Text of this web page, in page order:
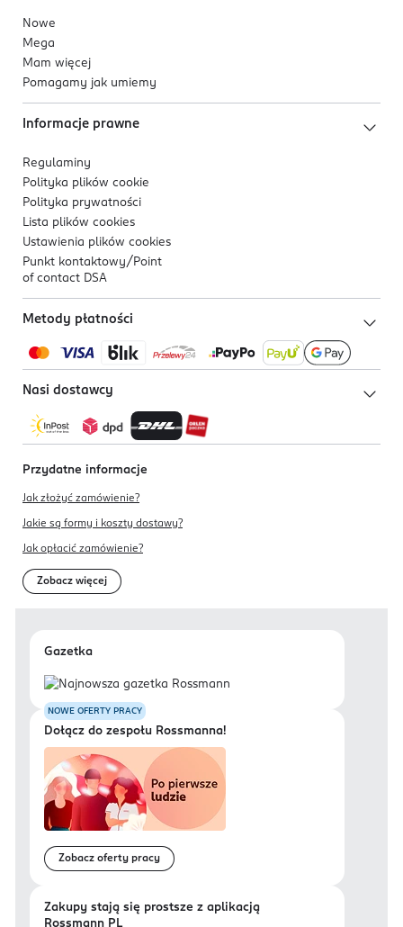
Nowe
Mega
Mam więcej
Pomagamy jak umiemy
Informacje prawne
Regulaminy
Polityka plików cookie
Polityka prywatności
Lista plików cookies
Ustawienia plików cookies
Punkt kontaktowy/ Point
of contact DSA
Metody płatności
Nasi dostawcy
Przydatne informacje
Jak złożyć zamówienie?
Jakie są formy i koszty dostawy?
Jak opłacić zamówienie?
Zobacz więcej
Gazetka
NOWE OFERTY PRACY
Dołącz do zespołu Rossmanna!
Zobacz oferty pracy
Zakupy stają się prostsze z aplikacją
Rossmann PL